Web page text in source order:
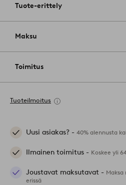
Tuote-erittely
Maksu
Toimitus
Tuoteilmoitus
Uusi asiakas? - 40% alennusta
Ilmainen toimitus - Koskee yli
Joustavat maksutavat -
erissä